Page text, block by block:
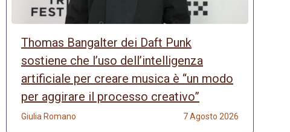
Thomas Bangalter dei Daft Punk
sostiene che l’uso dell’intelligenza
artificiale per creare musica è “un modo
per aggirare il processo creativo”
Giulia Romano 7 Agosto 2026